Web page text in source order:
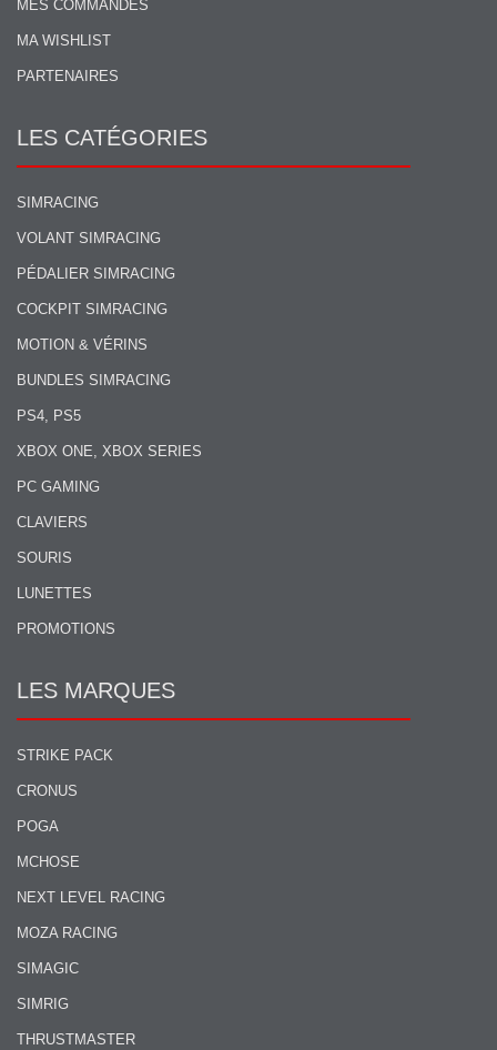
MES COMMANDES
MA WISHLIST
PARTENAIRES
LES CATÉGORIES
SIMRACING
VOLANT SIMRACING
PÉDALIER SIMRACING
COCKPIT SIMRACING
MOTION & VÉRINS
BUNDLES SIMRACING
PS4, PS5
XBOX ONE, XBOX SERIES
PC GAMING
CLAVIERS
SOURIS
LUNETTES
PROMOTIONS
LES MARQUES
STRIKE PACK
CRONUS
POGA
MCHOSE
NEXT LEVEL RACING
MOZA RACING
SIMAGIC
SIMRIG
THRUSTMASTER